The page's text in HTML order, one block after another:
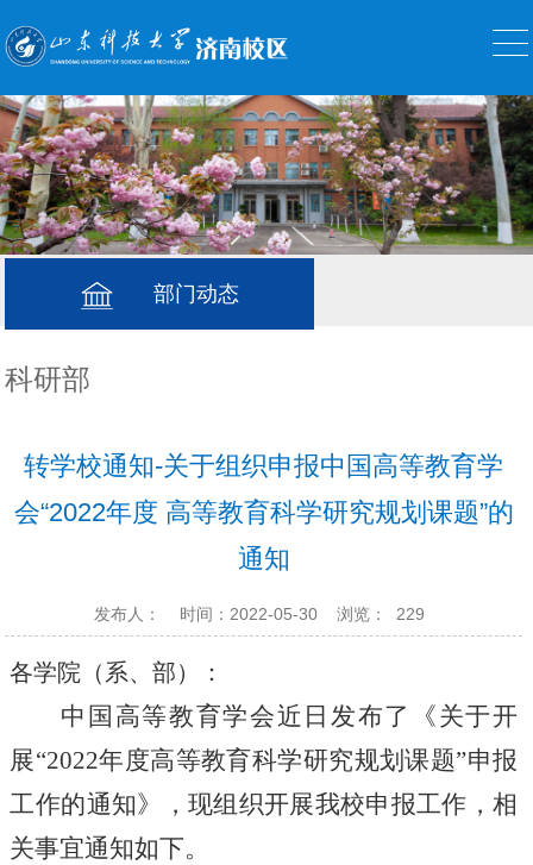
部门动态
科研部
转学校通知-关于组织申报中国高等教育学
会“2022年度 高等教育科学研究规划课题”的
通知
发布人： 时间：2022-05-30 浏览： 229
各学院（系、部）：
中国高等教育学会近日发布了《关于开
展“2022年度高等教育科学研究规划课题”申报
工作的通知》，现组织开展我校申报工作，相
关事宜通知如下。